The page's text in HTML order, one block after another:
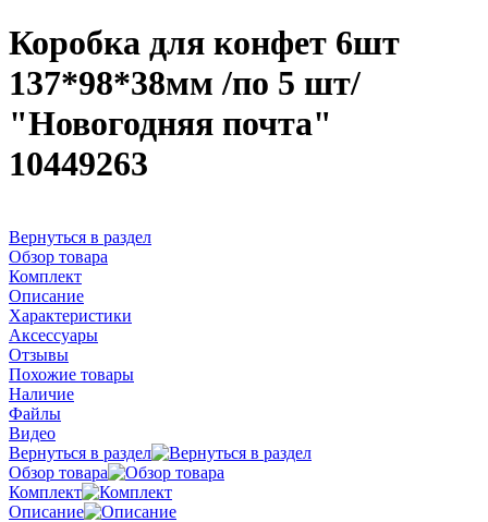
Коробка для конфет 6шт
137*98*38мм /по 5 шт/
"Новогодняя почта"
10449263
Вернуться в раздел
Обзор товара
Комплект
Описание
Характеристики
Аксессуары
Отзывы
Похожие товары
Наличие
Файлы
Видео
Вернуться в раздел
Обзор товара
Комплект
Описание